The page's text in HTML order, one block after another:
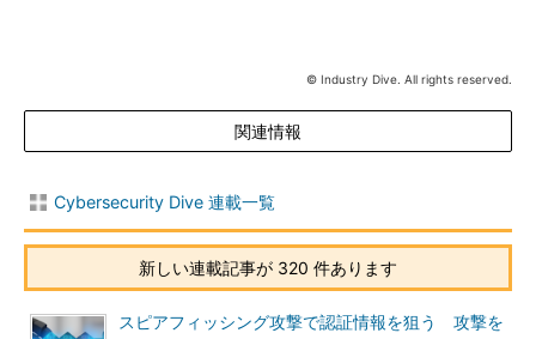
© Industry Dive. All rights reserved.
関連情報
Cybersecurity Dive 連載一覧
新しい連載記事が 320 件あります
スピアフィッシング攻撃で認証情報を狙う 攻撃を